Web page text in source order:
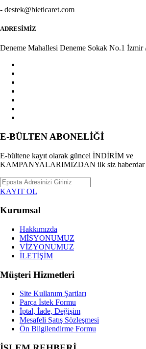
Beslenme Gereçleri
Kanguru ve Taşıma Ürünleri
Bebek Bakım Çantası
Bebek Banyo ve Tuvalet Eğitimi
Bebek Arabaları ve Aksesuarları
TÜM KATEGORILERIMIZ
- destek@bieticaret.com
ADRESİMİZ
Deneme Mahallesi Deneme Sokak No.1 İzmir
E-BÜLTEN ABONELİĞİ
E-bültene kayıt olarak güncel İNDİRİM ve
KAMPANYALARIMIZDAN ilk siz haberdar
KAYIT OL
Kurumsal
Hakkımızda
MİSYONUMUZ
VİZYONUMUZ
İLETİŞİM
Müşteri Hizmetleri
Site Kullanım Şartları
Parça İstek Formu
İptal, İade, Değişim
Mesafeli Satış Sözleşmesi
Ön Bilgilendirme Formu